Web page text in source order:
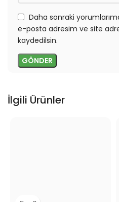
Daha sonraki
e-posta adresim ve site
kaydedilsin.
İlgili Ürünler